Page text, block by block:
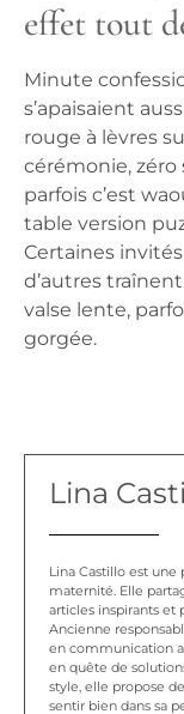
effet tout
Minute
s’apaisaient
rouge à lèvres
cérémonie, zéro
parfois c’est
table version
Certaines
d’autres
valse lente,
gorgée.
Lina
Lina Castillo est
maternité. Elle
articles inspirants et
Ancienne
en communication
en quête de
style, elle propose
sentir bien dans sa